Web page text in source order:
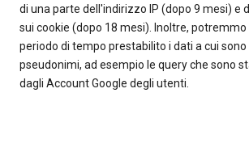
di una parte dell'indirizzo IP (dopo 9 mesi) e
sui cookie (dopo 18 mesi). Inoltre,
periodo di tempo prestabilito i dati a cui
pseudonimi, ad esempio le query che sono
dagli Account Google degli utenti.